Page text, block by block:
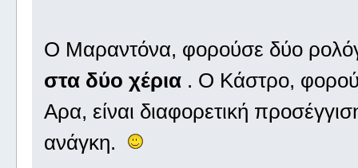
Ο Μαραντόνα, φορούσε δύο
στα δύο χέρια . Ο Κάστρο,
Αρα, είναι διαφορετική
ανάγκη.